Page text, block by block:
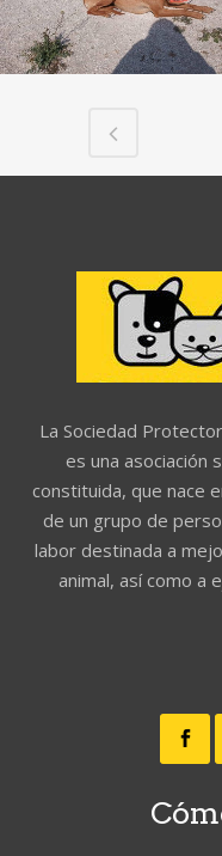
La Sociedad
es una asociación
constituida, que nace
de un grupo de
labor destinada a
animal, así como a